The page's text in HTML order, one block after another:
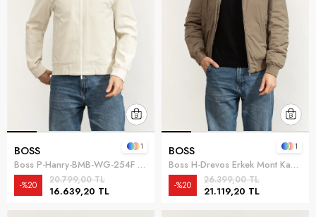
BOSS
Boss P-Hanry-BMB-WG-254F Erkek Mont Beyaz
16.639,20 TL
20.799,00 TL
%20
1 BOSS
Boss H-Drevos Erkek Mont Kahverengi
21.119,20 TL
26.399,00 TL
%20
1